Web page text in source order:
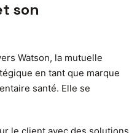
son
Watson, la mutuelle
en tant que marque
santé. Elle se